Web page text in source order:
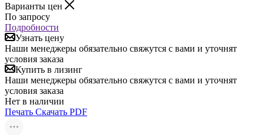
Варианты цен
По запросу
Подробности
Узнать цену
Наши менеджеры обязательно свяжутся с вами и уточнят
условия заказа
Купить в лизинг
Наши менеджеры обязательно свяжутся с вами и уточнят
условия заказа
Нет в наличии
Печать Скачать PDF